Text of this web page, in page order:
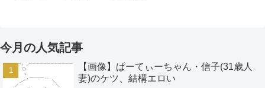
今月の人気記事
【画像】ぱーてぃーちゃん・信子(31歳人
妻)のケツ、結構エロい